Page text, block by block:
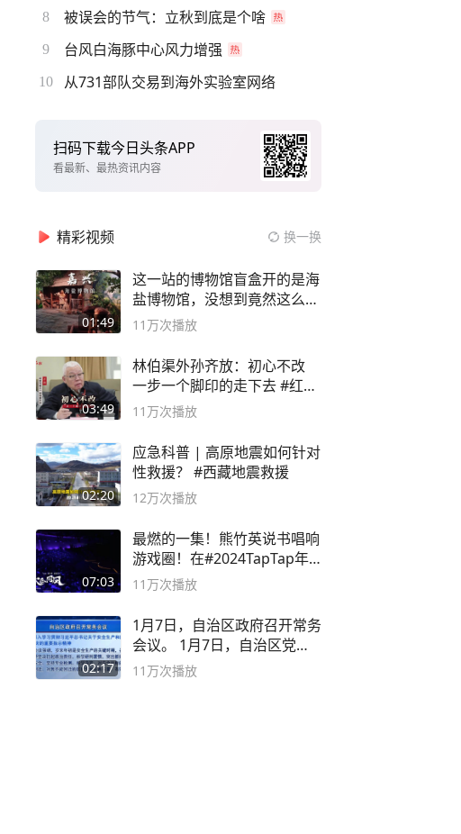
8 被误会的节气：立秋到底是个啥
9 台风白海豚中心风力增强
10 从731部队交易到海外实验室网络
扫码下载今日头条APP
看最新、最热资讯内容
精彩视频 换一换
01:49
这一站的博物馆盲盒开的是海
盐博物馆，没想到竟然这么好
逛！
11万次播放
03:49
林伯渠外孙齐放：初心不改
一步一个脚印的走下去 #红船
论坛
11万次播放
02:20
应急科普 | 高原地震如何针对
性救援？ #西藏地震救援
12万次播放
07:03
最燃的一集！熊竹英说书唱响
游戏圈！在#2024TapTap年
度游戏大赏
11万次播放
02:17
1月7日，自治区政府召开常务
会议。 1月7日，自治区党委
副书记
11万次播放